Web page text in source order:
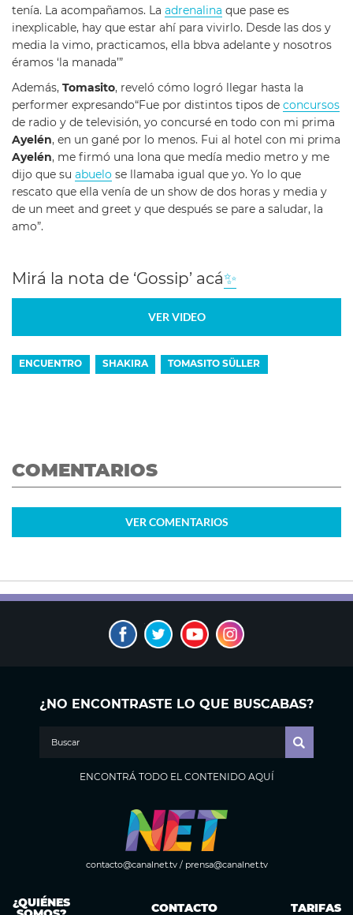
tenía. La acompañamos. La adrenalina que pase es
inexplicable, hay que estar ahí para vivirlo. Desde las dos y
media la vimo, practicamos, ella bbva adelante y nosotros
éramos ‘la manada’”
Además, Tomasito, reveló cómo logró llegar hasta la
performer expresando“Fue por distintos tipos de concursos
de radio y de televisión, yo concursé en todo con mi prima
Ayelén, en un gané por lo menos. Fui al hotel con mi prima
Ayelén, me firmó una lona que medía medio metro y me
dijo que su abuelo se llamaba igual que yo. Yo lo que
rescato que ella venía de un show de dos horas y media y
de un meet and greet y que después se pare a saludar, la
amo”.
Mirá la nota de ‘Gossip’ acá✨
VER VIDEO
ENCUENTRO SHAKIRA TOMASITO SÜLLER
COMENTARIOS
VER COMENTARIOS
¿NO ENCONTRASTE LO QUE BUSCABAS?
ENCONTRÁ TODO EL CONTENIDO AQUÍ
contacto@canalnet.tv/ prensa@canalnet.tv
¿QUIÉNES CONTACTO TARIFAS